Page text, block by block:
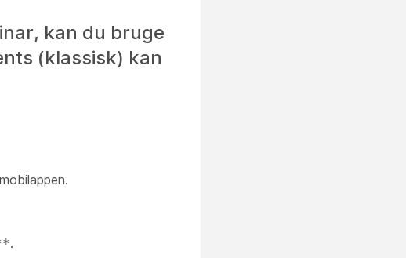
kan du bruge
(klassisk) kan
.